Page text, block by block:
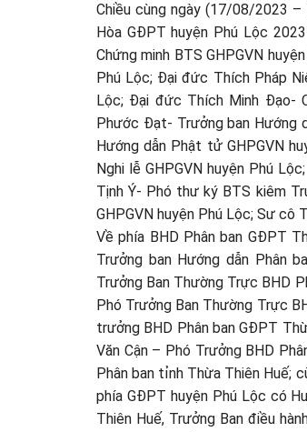
Chiều cùng ngày (17/08/2023 –
Hòa GĐPT huyện Phú Lộc
Chứng minh BTS GHPGVN
Phú Lộc; Đại đức Thích Pháp
Lộc; Đại đức Thích Minh Đạo-
Phước Đạt- Trưởng ban Hướng
Hướng dẫn Phật tử GHPGVN
Nghi lễ GHPGVN huyện Phú
Tịnh Ý- Phó thư ký BTS kiêm
GHPGVN huyện Phú Lộc; Sư cô
Về phía BHD Phân ban GĐPT
Trưởng ban Hướng dẫn Phân
Trưởng Ban Thường Trực BHD
Phó Trưởng Ban Thường Trực
trưởng BHD Phân ban GĐPT
Văn Cận – Phó Trưởng BHD
Phân ban tỉnh Thừa Thiên Huế;
phía GĐPT huyện Phú Lộc có
Thiên Huế, Trưởng Ban điều